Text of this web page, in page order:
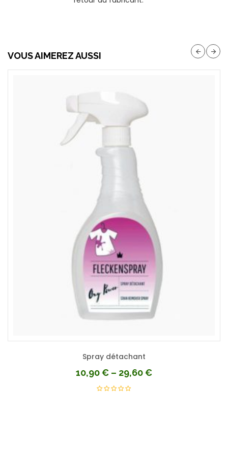
VOUS AIMEREZ AUSSI
Spray détachant
10,90€ – 29,60€